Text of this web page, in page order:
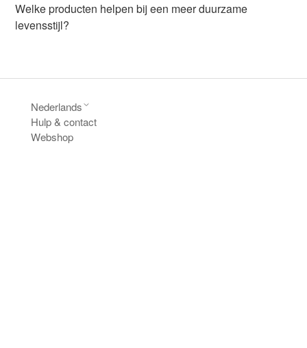
Welke producten helpen bij een meer duurzame
levensstijl?
Nederlands
Hulp & contact
Webshop